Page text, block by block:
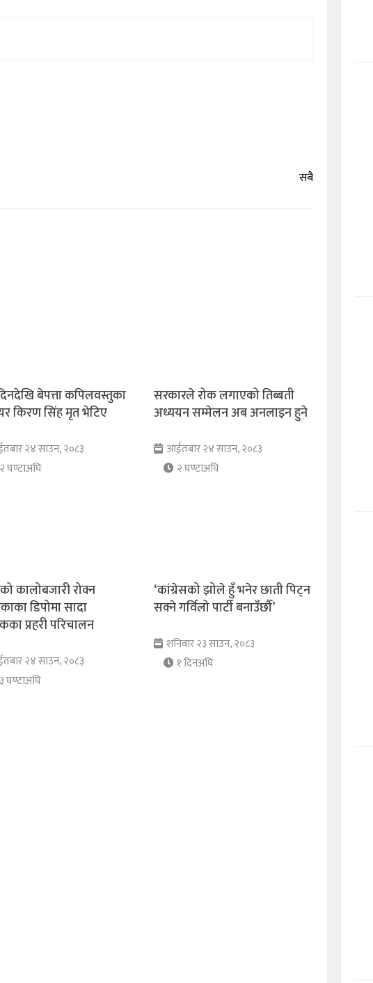
बेपत्ता कपिलवस्तुका
किरण सिंह मृत भेटिए
२४ साउन, २०८३
२ घण्टाअघि
सरकारले रोक लगाएको तिब्बती
अध्ययन सम्मेलन अब अनलाइन हुने
आईतबार २४ साउन, २०८३
२ घण्टाअघि
कालोबजारी रोक्न
डिपोमा सादा
प्रहरी परिचालन
२४ साउन, २०८३
३ घण्टाअघि
‘कांग्रेसको झोले हुँ भनेर छाती पिट्न
सक्ने गर्विलो पार्टी बनाउँछौँ’
शनिवार २३ साउन, २०८३
१ दिनअघि